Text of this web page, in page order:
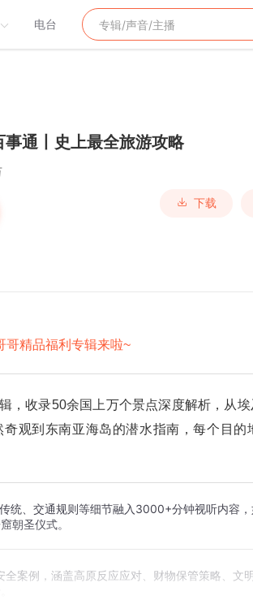
电台
事通丨史上最全旅游攻略
下载
哥精品福利专辑来啦~
，收录50余国上万个景点深度解析，从
观到东南亚海岛的潜水指南，每个目的
统、交通规则等细节融入3000+分钟视听内容
朝圣仪式。
案例，涵盖高原反应应对、财物保管策略、文